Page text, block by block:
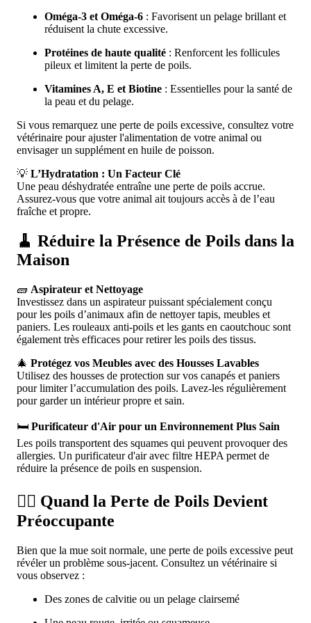
Oméga-3 et Oméga-6 : Favorisent un pelage brillant et
réduisent la chute excessive.
Protéines de haute qualité : Renforcent les follicules
pileux et limitent la perte de poils.
Vitamines A, E et Biotine : Essentielles pour la santé de
la peau et du pelage.
Si vous remarquez une perte de poils excessive, consultez votre
vétérinaire pour ajuster l'alimentation de votre animal ou
envisager un supplément en huile de poisson.
💡 L’Hydratation : Un Facteur Clé
Une peau déshydratée entraîne une perte de poils accrue.
Assurez-vous que votre animal ait toujours accès à de l’eau
fraîche et propre.
🧹 Réduire la Présence de Poils dans la
Maison
🧱 Aspirateur et Nettoyage
Investissez dans un aspirateur puissant spécialement conçu
pour les poils d’animaux afin de nettoyer tapis, meubles et
paniers. Les rouleaux anti-poils et les gants en caoutchouc sont
également très efficaces pour retirer les poils des tissus.
🎄 Protégez vos Meubles avec des Housses Lavables
Utilisez des housses de protection sur vos canapés et paniers
pour limiter l’accumulation des poils. Lavez-les régulièrement
pour garder un intérieur propre et sain.
🛏️ Purificateur d'Air pour un Environnement Plus Sain
Les poils transportent des squames qui peuvent provoquer des
allergies. Un purificateur d'air avec filtre HEPA permet de
réduire la présence de poils en suspension.
🤷‍♂️ Quand la Perte de Poils Devient
Préoccupante
Bien que la mue soit normale, une perte de poils excessive peut
révéler un problème sous-jacent. Consultez un vétérinaire si
vous observez :
Des zones de calvitie ou un pelage clairsemé